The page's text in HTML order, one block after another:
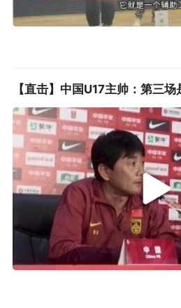
【直击】中国U17主帅：第三